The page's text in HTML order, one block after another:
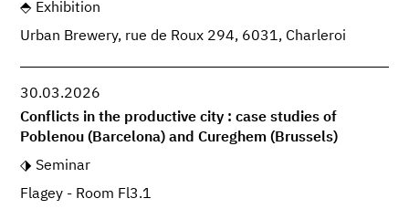
Exhibition
Urban Brewery, rue de Roux 294, 6031, Charleroi
30.03.2026
Conflicts in the productive city : case studies of
Poblenou (Barcelona) and Cureghem (Brussels)
Seminar
Flagey - Room Fl3.1